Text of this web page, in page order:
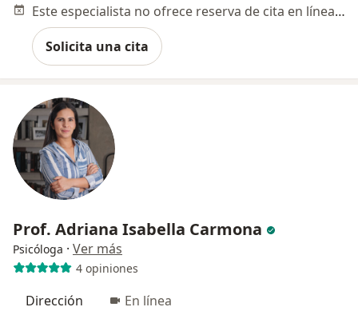
Este especialista no ofrece reserva de cita en línea en esta dirección.
Solicita una cita
Prof. Adriana Isabella Carmona
Psicóloga · Ver más
4 opiniones
Dirección En línea